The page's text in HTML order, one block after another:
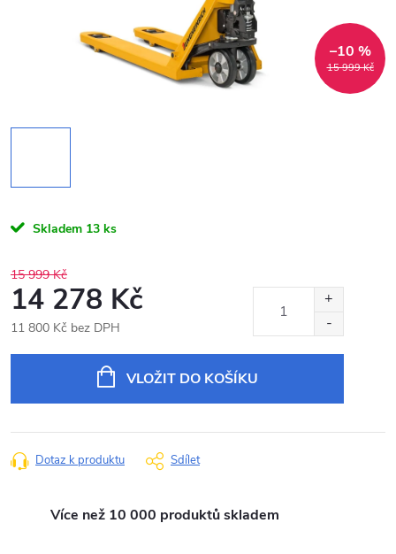
15 999 Kč
–10 %
Skladem 13 ks
15 999 Kč
14 278 Kč
11 800 Kč bez DPH
VLOŽIT DO KOŠÍKU
Dotaz k produktu Sdílet
Více než 10 000 produktů skladem